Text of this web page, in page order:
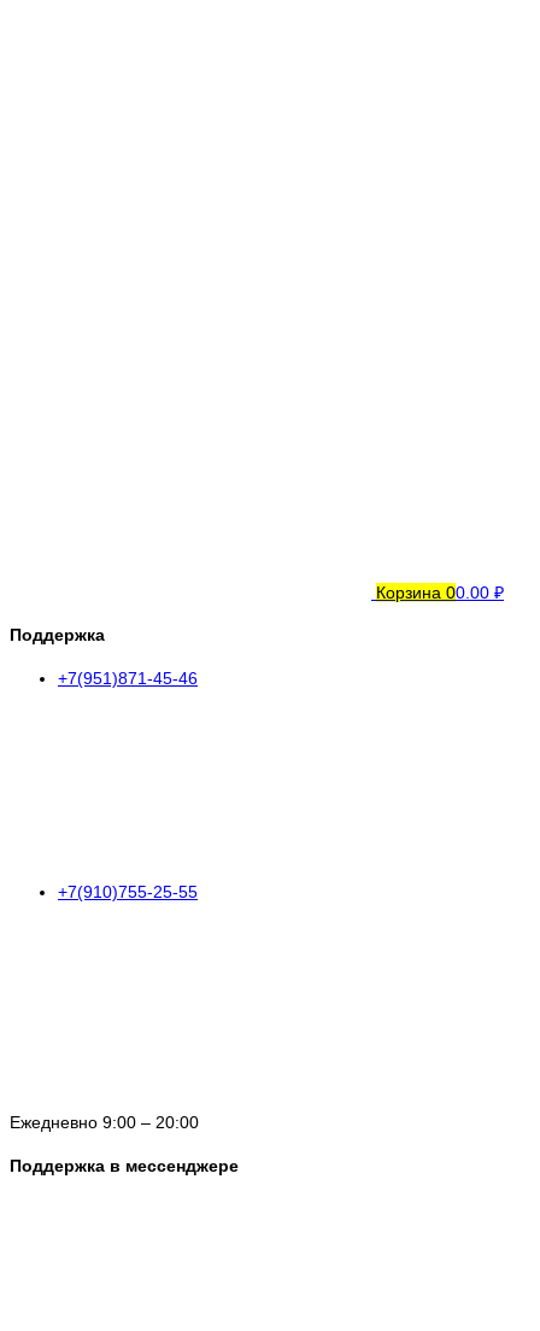
Корзина 00.00 ₽
Поддержка
+7(951)871-45-46
+7(910)755-25-55
Ежедневно 9:00 – 20:00
Поддержка в мессенджере